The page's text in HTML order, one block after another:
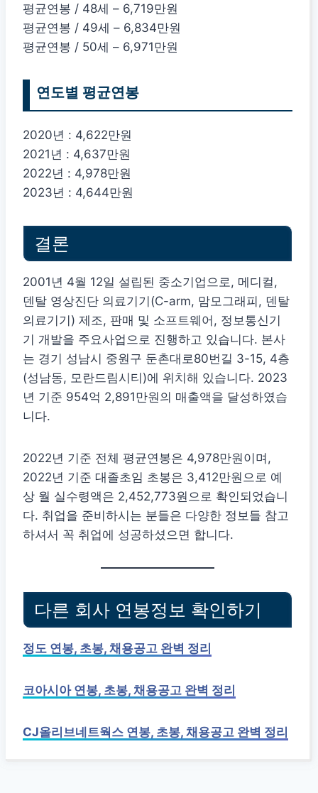
평균연봉 / 48세 – 6,719만원
평균연봉 / 49세 – 6,834만원
평균연봉 / 50세 – 6,971만원
연도별 평균연봉
2020년 : 4,622만원
2021년 : 4,637만원
2022년 : 4,978만원
2023년 : 4,644만원
결론
2001년 4월 12일 설립된 중소기업으로, 메디컬,
덴탈 영상진단 의료기기(C-arm, 맘모그래피, 덴탈
의료기기) 제조, 판매 및 소프트웨어, 정보통신기
기 개발을 주요사업으로 진행하고 있습니다. 본사
는 경기 성남시 중원구 둔촌대로80번길 3-15, 4층
(성남동, 모란드림시티)에 위치해 있습니다. 2023
년 기준 954억 2,891만원의 매출액을 달성하였습
니다.
2022년 기준 전체 평균연봉은 4,978만원이며,
2022년 기준 대졸초임 초봉은 3,412만원으로 예
상 월 실수령액은 2,452,773원으로 확인되었습니
다. 취업을 준비하시는 분들은 다양한 정보들 참고
하셔서 꼭 취업에 성공하셨으면 합니다.
다른 회사 연봉정보 확인하기
정도 연봉, 초봉, 채용공고 완벽 정리
코아시아 연봉, 초봉, 채용공고 완벽 정리
CJ올리브네트웍스 연봉, 초봉, 채용공고 완벽 정리